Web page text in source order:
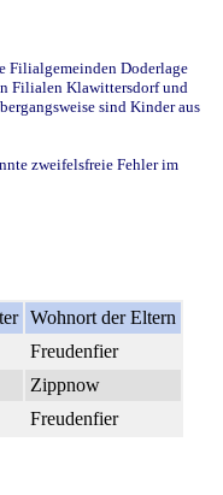
Filialgemeinden Doderlage
Filialen Klawittersdorf und
sind Kinder aus
zweifelsfreie Fehler im
Wohnort der Eltern
Freudenfier
Zippnow
Freudenfier